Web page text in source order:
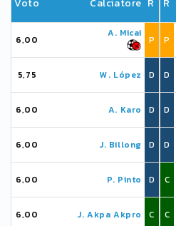
Voto Calciatore R
6,00
A. Micai
P
5,75 W. López D
6,00 A. Karo D
6,00 J. Billong D
6,00 P. Pinto D
6,00 J. Akpa Akpro C
R
P
D
D
D
C
C